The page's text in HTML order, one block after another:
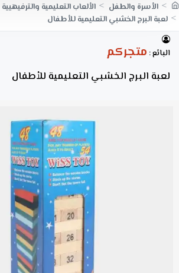
الأسرة والطفل
الألعاب التعليمية والترفيهيية
لعبة البرج الخشبي التعليمية للأطفال
البائع : متجركم
لعبة البرج الخشبي التعليمية للأطفال